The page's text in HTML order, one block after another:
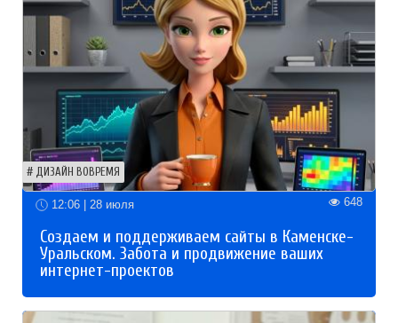
ДИЗАЙН ВОВРЕМЯ
12:06 | 28 июля 648
Создаем и поддерживаем сайты в Каменске-
Уральском. Забота и продвижение ваших
интернет-проектов